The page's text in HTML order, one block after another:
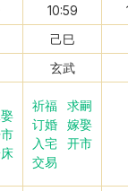
10:59
己巳
玄武
祈福
求嗣
订婚
嫁娶
入宅
开市
交易